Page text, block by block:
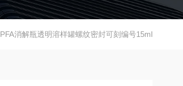
PFA消解瓶透明溶样罐螺纹密封可刻编号15ml